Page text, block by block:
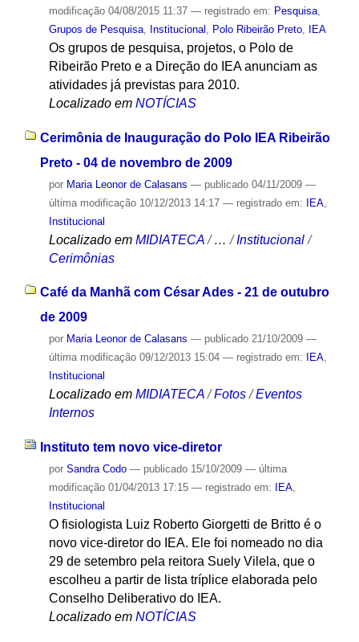
modificação04/08/2015 11:37 — registrado em: Pesquisa,
Grupos de Pesquisa, Institucional , Polo Ribeirão Preto, IEA
Os grupos de pesquisa, projetos, o Polo de
Ribeirão Preto e a Direção do IEA anunciam as
atividades já previstas para 2010.
Localizado em NOTÍCIAS
Cerimônia de Inauguração do Polo IEA Ribeirão
Preto - 04 de novembro de 2009
por Maria Leonor de Calasans — publicado04/11/2009 —
última modificação10/12/2013 14:17 — registrado em: IEA,
Institucional
Localizado em MIDIATECA /…/Institucional /
Cerimônias
Café da Manhã com César Ades - 21 de outubro
de 2009
por Maria Leonor de Calasans — publicado21/10/2009 —
última modificação09/12/2013 15:04 — registrado em: IEA,
Institucional
Localizado em MIDIATECA /Fotos /Eventos
Internos
Instituto tem novo vice-diretor
por Sandra Codo — publicado15/10/2009 — última
modificação01/04/2013 17:15 — registrado em: IEA,
Institucional
O fisiologista Luiz Roberto Giorgetti de Britto é o
novo vice-diretor do IEA. Ele foi nomeado no dia
29 de setembro pela reitora Suely Vilela, que o
escolheu a partir de lista tríplice elaborada pelo
Conselho Deliberativo do IEA.
Localizado em NOTÍCIAS